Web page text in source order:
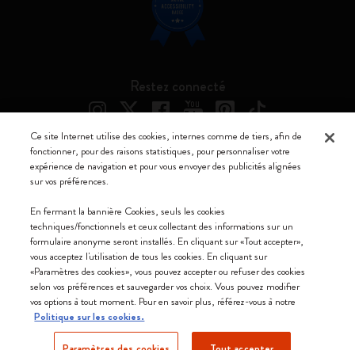
Restez connecté
Nous acceptons
Moleskine ® est une marque enregistrée de Moleskine Srl a socio unico
Italia - P. IVA / CCIAA n. 07234480965 - REA MI 1945400 - Cap.
Soc. €2.181.513,42
Ce site Internet utilise des cookies, internes comme de tiers, afin de
fonctionner, pour des raisons statistiques, pour personnaliser votre
expérience de navigation et pour vous envoyer des publicités alignées
sur vos préférences.
En fermant la bannière Cookies, seuls les cookies
techniques/fonctionnels et ceux collectant des informations sur un
formulaire anonyme seront installés. En cliquant sur «Tout accepter»,
vous acceptez l'utilisation de tous les cookies. En cliquant sur
«Paramètres des cookies», vous pouvez accepter ou refuser des cookies
selon vos préférences et sauvegarder vos choix. Vous pouvez modifier
vos options à tout moment. Pour en savoir plus, référez-vous à notre
Politique sur les cookies.